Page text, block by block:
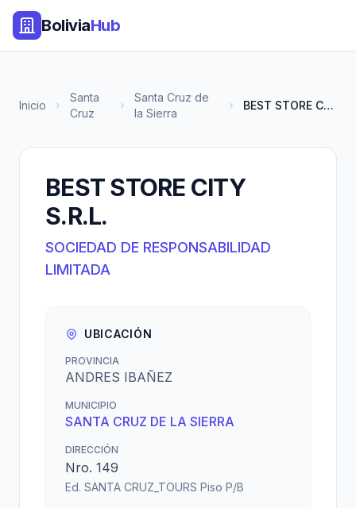
BoliviaHub
Inicio
Santa
Cruz
Santa Cruz de
la Sierra
BEST STORE CITY S.R.L.
BEST STORE CITY
S.R.L.
SOCIEDAD DE RESPONSABILIDAD
LIMITADA
UBICACIÓN
PROVINCIA
ANDRES IBAÑEZ
MUNICIPIO
SANTA CRUZ DE LA SIERRA
DIRECCIÓN
Nro. 149
Ed. SANTA CRUZ_TOURS Piso P/B